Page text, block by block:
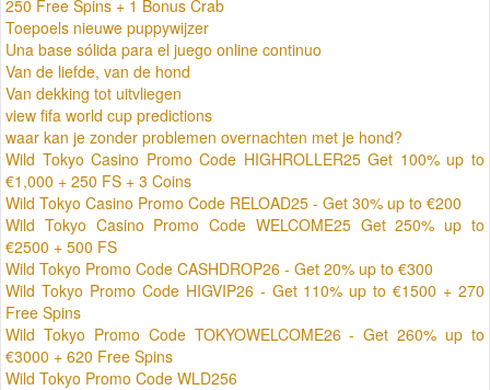
250 Free Spins + 1 Bonus Crab
Toepoels nieuwe puppywijzer
Una base sólida para el juego online continuo
Van de liefde, van de hond
Van dekking tot uitvliegen
view fifa world cup predictions
waar kan je zonder problemen overnachten met je hond?
Wild Tokyo Casino Promo Code HIGHROLLER25 Get 100% up to
€1,000 + 250 FS + 3 Coins
Wild Tokyo Casino Promo Code RELOAD25 - Get 30% up to €200
Wild Tokyo Casino Promo Code WELCOME25 Get 250% up to
€2500 + 500 FS
Wild Tokyo Promo Code CASHDROP26 - Get 20% up to €300
Wild Tokyo Promo Code HIGVIP26 - Get 110% up to €1500 + 270
Free Spins
Wild Tokyo Promo Code TOKYOWELCOME26 - Get 260% up to
€3000 + 620 Free Spins
Wild Tokyo Promo Code WLD256